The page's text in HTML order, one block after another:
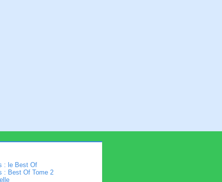
: le Best Of
: Best Of Tome 2